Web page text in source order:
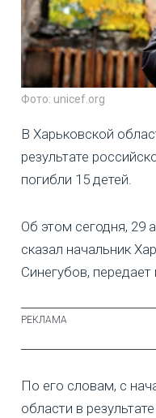
Фото: unicef.org
В Харьковской
результате
погибли 15 детей.
Об этом сегодня, 29
сказал начальник
Синегубов,
По его словам, с
области в